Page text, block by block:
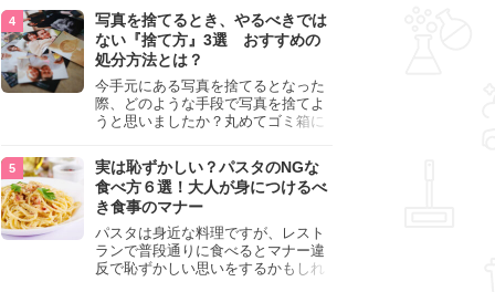
らためて寿司屋でやってはいけない
『NG行為』をチェックしましょう。
写真を捨てるとき、やるべきでは
ない『捨て方』3選 おすすめの
処分方法とは？
今手元にある写真を捨てるとなった
際、どのような手段で写真を捨てよ
うと思いましたか？丸めてゴミ箱に
真は個人情報が詰まっているので、
ただ丸めただけの状態で捨ててしま
うのは危険です。写真にすべきでは
ない捨て方をまとめているので、ぜ
ひチェックしておきましょう。
実は恥ずかしい？パスタのNGな
食べ方６選！大人が身につけるべ
き食事のマナー
パスタは身近な料理ですが、レスト
ランで普段通りに食べるとマナー違
反で恥ずかしい思いをするかもしれ